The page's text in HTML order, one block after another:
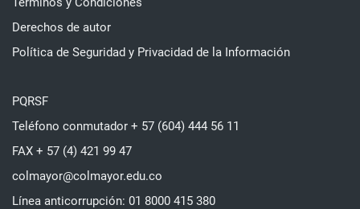
Derechos de autor
Política de Seguridad y Privacidad de la Información
PQRSF
Teléfono conmutador + 57 (604) 444 56 11
FAX + 57 (4) 421 99 47
colmayor@colmayor.edu.co
Línea anticorrupción: 01 8000 415 380